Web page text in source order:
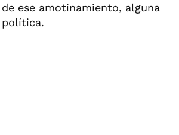
ese amotinamiento, alguna